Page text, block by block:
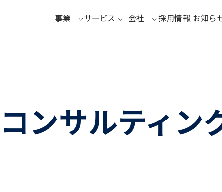
事業 サービス 会社 採用情報 お知ら
ンサルティン